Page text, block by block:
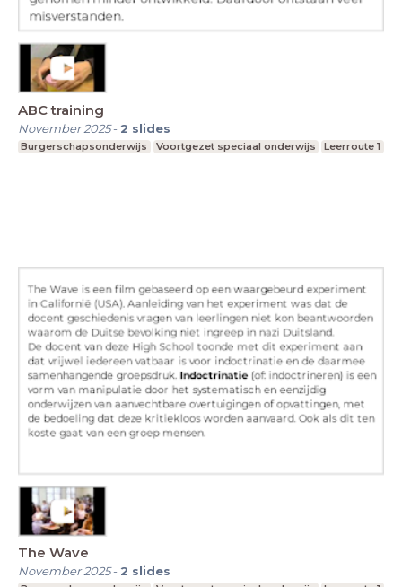
ABC training
November 2025- 2 slides
Burgerschapsonderwijs Voortgezet speciaal onderwijs Leerroute 1
The Wave
November 2025- 2 slides